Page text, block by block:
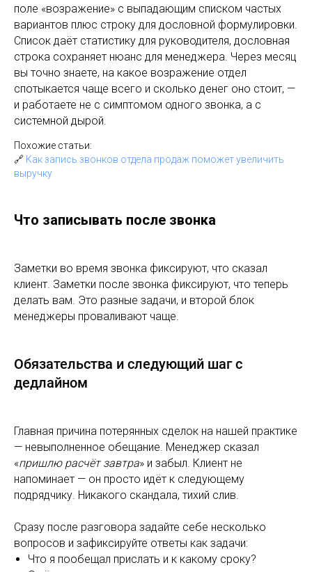
поле «возражение» с выпадающим списком частых
вариантов плюс строку для дословной формулировки.
Список даёт статистику для руководителя, дословная
строка сохраняет нюанс для менеджера. Через месяц
вы точно знаете, на какое возражение отдел
спотыкается чаще всего и сколько денег оно стоит, —
и работаете не с симптомом одного звонка, а с
системной дырой.
Похожие статьи:
🔗 Как запись звонков отдела продаж поможет увеличить
выручку
Что записывать после звонка
Заметки во время звонка фиксируют, что сказал
клиент. Заметки после звонка фиксируют, что теперь
делать вам. Это разные задачи, и второй блок
менеджеры проваливают чаще.
Обязательства и следующий шаг с
дедлайном
Главная причина потерянных сделок на нашей практике
— невыполненное обещание. Менеджер сказал
«пришлю расчёт завтра» и забыл. Клиент не
напоминает — он просто идёт к следующему
подрядчику. Никакого скандала, тихий слив.
Сразу после разговора задайте себе несколько
вопросов и зафиксируйте ответы как задачи:
Что я пообещал прислать и к какому сроку?